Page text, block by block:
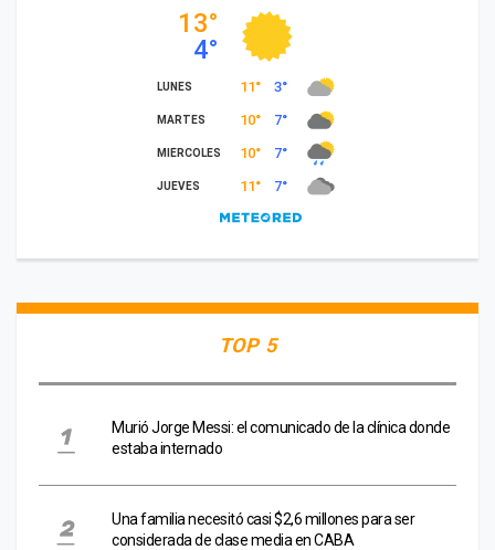
TOP 5
Murió Jorge Messi: el comunicado de la clínica donde
estaba internado
Una familia necesitó casi $2,6 millones para ser
considerada de clase media en CABA